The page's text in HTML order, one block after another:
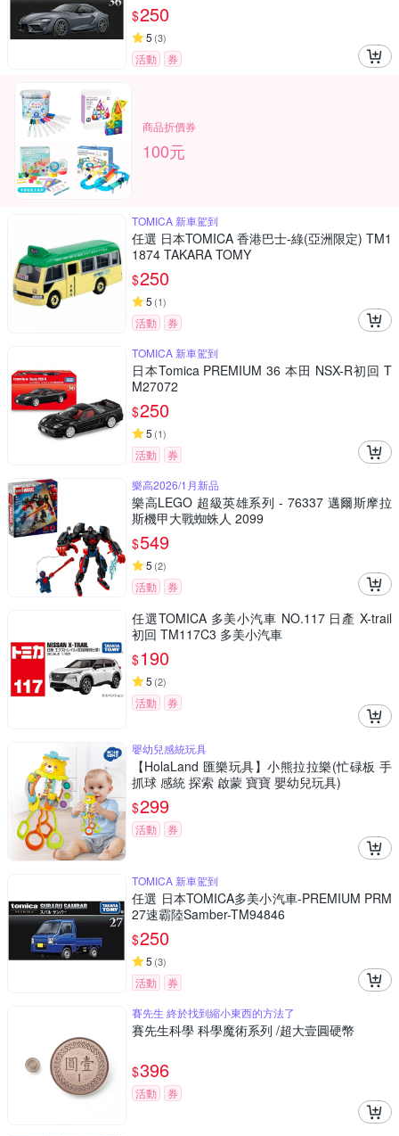
$250
5 (3)
活動 券
商品折價券
100元
TOMICA 新車駕到
任選 日本TOMICA 香港巴士-綠(亞洲限定) TM1
1874 TAKARA TOMY
$250
5 (1)
活動
券
TOMICA 新車駕到
日本Tomica PREMIUM 36 本田 NSX-R初回 T
M27072
$250
5 (1)
活動
券
樂高2026/1月新品
樂高LEGO 超級英雄系列 - 76337 邁爾斯摩拉
斯機甲大戰蜘蛛人 2099
$549
5 (2)
活動 券
任選TOMICA 多美小汽車 NO.117 日產 X-trail
初回 TM117C3 多美小汽車
$190
5 (2)
活動 券
嬰幼兒感統玩具
【HolaLand 匯樂玩具】小熊拉拉樂(忙碌板 手
抓球 感統 探索 啟蒙 寶寶 嬰幼兒玩具)
$299
活動 券
TOMICA 新車駕到
任選 日本TOMICA多美小汽車-PREMIUM PRM
27速霸陸Samber-TM94846
$250
5 (3)
活動
券
賽先生 終於找到縮小東西的方法了
賽先生科學 科學魔術系列 /超大壹圓硬幣
$396
活動 券